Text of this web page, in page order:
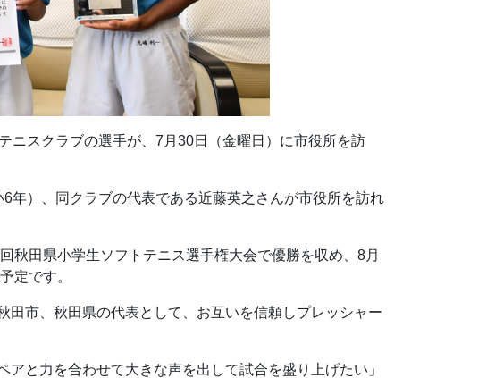
ニスクラブの選手が、7月30日（金曜日）に市役所を訪
年）、同クラブの代表である近藤英之さんが市役所を訪れ
秋田県小学生ソフトテニス選手権大会で優勝を収め、8月
定です。
市、秋田県の代表として、お互いを信頼しプレッシャー
と力を合わせて大きな声を出して試合を盛り上げたい」